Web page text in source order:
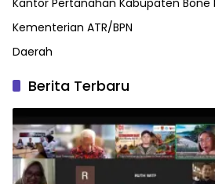
Kantor Pertanahan Kabupaten Bone
Kementerian ATR/BPN
Daerah
Berita Terbaru